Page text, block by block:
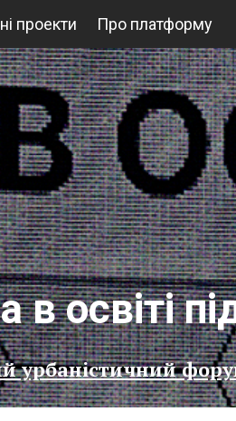
проекти Про платформу
освіті
урбаністичний